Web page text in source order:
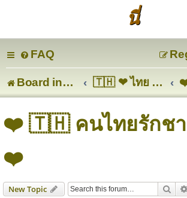
นี่
FAQ
Board index 🇹🇭 ❤ ไทย ❤ 🇹🇭
❤️ 🇹🇭 คนไทยรักช
❤️
New Topic